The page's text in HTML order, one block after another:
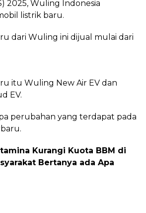
2025, Wuling Indonesia
listrik baru.
dari Wuling ini dijual mulai dari
itu Wuling New Air EV dan
EV.
perubahan yang terdapat pada
Kurangi Kuota BBM di
Bertanya ada Apa